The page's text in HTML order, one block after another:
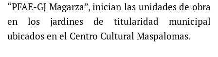
“PFAE-GJ Magarza”, inician las unidades de obra
en los jardines de titularidad municipal
ubicados en el Centro Cultural Maspalomas.